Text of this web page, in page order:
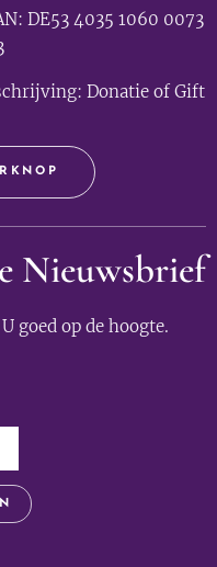
DE53 4035 1060 0073
Donatie of Gift
Nieuwsbrief
goed op de hoogte.